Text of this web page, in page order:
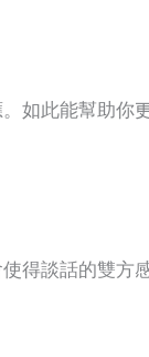
如此能幫助
談話的雙方